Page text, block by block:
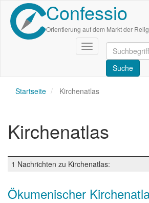
Direkt
zum
Inhalt
Confessio
Orientierung auf dem Markt der
Navigation
aktivieren/
Startseite Kirchenatlas
Kirchenatlas
1 Nachrichten zu Kirchenatlas:
Ökumenischer